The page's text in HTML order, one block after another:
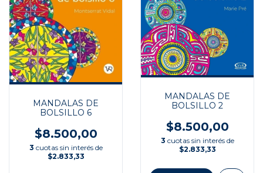
MANDALAS DE
BOLSILLO 6
$8.500,00
3 cuotas sin interés de
$2.833,33
MANDALAS DE
BOLSILLO 2
$8.500,00
3 cuotas sin interés de
$2.833,33